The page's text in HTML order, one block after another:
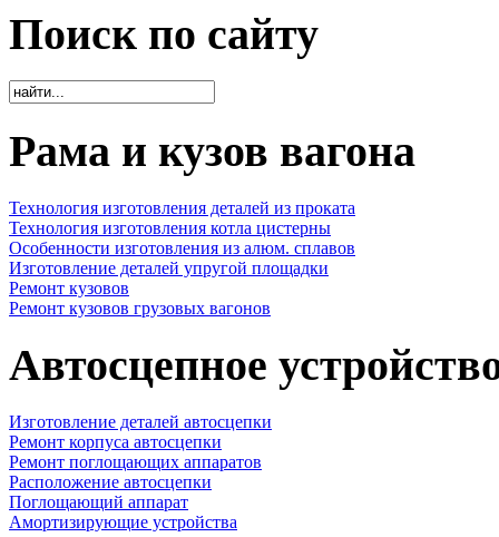
Поиск по сайту
Рама и кузов вагона
Технология изготовления деталей из проката
Технология изготовления котла цистерны
Особенности изготовления из алюм. сплавов
Изготовление деталей упругой площадки
Ремонт кузовов
Ремонт кузовов грузовых вагонов
Автосцепное
Изготовление деталей автосцепки
Ремонт корпуса автосцепки
Ремонт поглощающих аппаратов
Расположение автосцепки
Поглощающий аппарат
Амортизирующие устройства